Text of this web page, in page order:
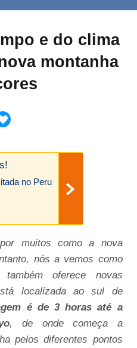
e do clima
montanha
no Peru
muitos como a nova
nós a vemos como
oferece novas
localizada ao sul de
é de 3 horas até a
, de onde começa a
pelos diferentes pontos